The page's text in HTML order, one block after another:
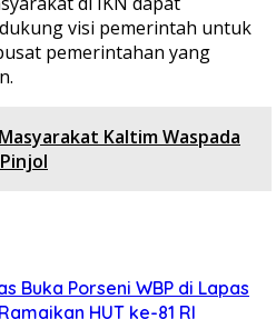
visi pemerintah untuk
pemerintahan yang
Kaltim Waspada
Buka Porseni WBP di Lapas
HUT ke-81 RI